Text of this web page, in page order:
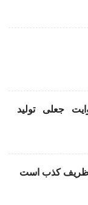
جعلی تولید
ظریف کذب است